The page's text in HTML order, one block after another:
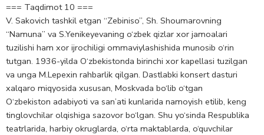
=== Taqdimot 10 ===
V. Sakovich tashkil etgan “Zebiniso”, Sh. Shoumarovning
“Namuna” va S.Yenikeyevaning o‘zbek qizlar xor jamoalari
tuzilishi ham xor ijrochiligi ommaviylashishida munosib o‘rin
tutgan. 1936-yilda O‘zbekistonda birinchi xor kapellasi tuzilgan
va unga M.Lepexin rahbarlik qilgan. Dastlabki konsert dasturi
xalqaro miqyosida xususan, Moskvada bo‘lib o‘tgan
O‘zbekiston adabiyoti va san’ati kunlarida namoyish etilib, keng
tinglovchilar olqishiga sazovor bo‘lgan. Shu yo‘sinda Respublika
teatrlarida, harbiy okruglarda, o‘rta maktablarda, o‘quvchilar